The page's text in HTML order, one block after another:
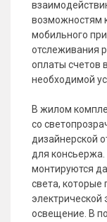
возможностям
мобильного
отслеживания
оплаты счетов
необходимой
В жилом
со
дизайнерской
для
монтируются
света, которые
электрической
освещение. В